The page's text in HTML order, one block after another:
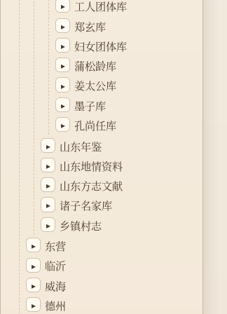
▸ 工人团体库
▸ 郑玄库
▸ 妇女团体库
▸ 蒲松龄库
▸ 姜太公库
▸ 墨子库
▸ 孔尚任库
▸ 山东年鉴
▸ 山东地情资料
▸ 山东方志文献
▸ 诸子名家库
▸ 乡镇村志
▸ 东营
▸ 临沂
▸ 威海
▸ 德州